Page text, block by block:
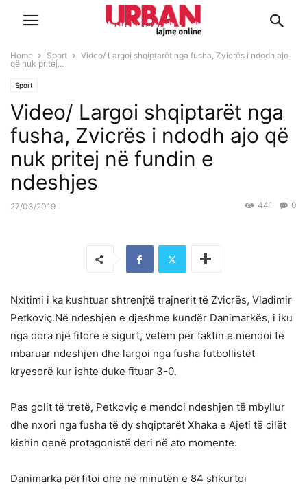
Home Sport
Video/ Largoi shqiptarët nga fusha, Zvicrës i ndodh ajo
që nuk pritej...
Sport
Video/ Largoi shqiptarët nga
fusha, Zvicrës i ndodh ajo që
nuk pritej në fundin e
ndeshjes
27/03/2019 0
441
Nxitimi i ka kushtuar shtrenjtë trajnerit të Zvicrës, Vladimir
Petkoviç.Në ndeshjen e djeshme kundër Danimarkës, i iku
nga dora një fitore e sigurt, vetëm për faktin e mendoi të
mbaruar ndeshjen dhe largoi nga fusha futbollistët
kryesorë kur ishte duke fituar 3-0.
Pas golit të tretë, Petkoviç e mendoi ndeshjen të mbyllur
dhe nxori nga fusha të dy shqiptarët Xhaka e Ajeti të cilët
kishin qenë protagonistë deri në ato momente.
Danimarka përfitoi dhe në minutën e 84 shkurtoi